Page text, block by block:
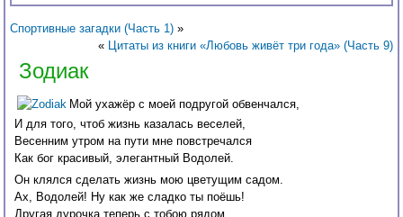
Спортивные загадки (Часть 1) »
« Цитаты из книги «Любовь живёт три года» (Часть 9)
Зодиак
Мой ухажёр с моей подругой обвенчался,
И для того, чтоб жизнь казалась веселей,
Весенним утром на пути мне повстречался
Как бог красивый, элегантный Водолей.
Он клялся сделать жизнь мою цветущим садом.
Ах, Водолей! Ну как же сладко ты поёшь!
Другая дурочка теперь с тобою рядом